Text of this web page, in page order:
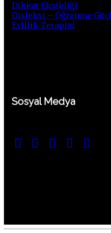
Dikkat Eksikliği
Disleksi – Öğrenme
Evlilik Terapisi
Sosyal Medya